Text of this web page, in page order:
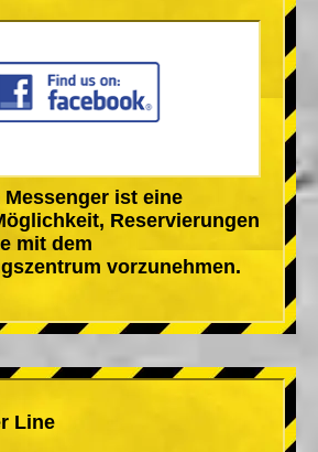
Messenger ist eine
Reservierungen
mit dem
vorzunehmen.
Line